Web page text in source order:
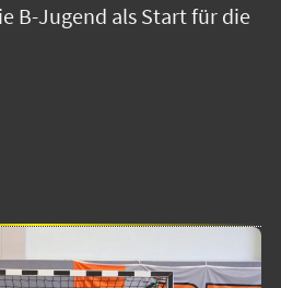
B-Jugend als Start für die